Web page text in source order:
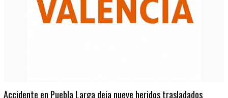
Accidente en Puebla Larga deja nueve heridos trasladados